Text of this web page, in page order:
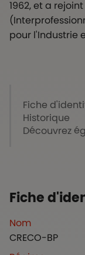
1962, et a
pour l'Industrie
Fiche
Historique
Découvrez
Fiche
Nom
CRECO-BP